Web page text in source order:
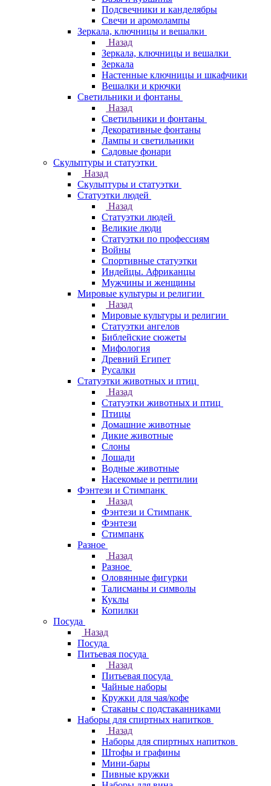
Подсвечники и канделябры
Свечи и аромолампы
Зеркала, ключницы и вешалки
Назад
Зеркала, ключницы и вешалки
Зеркала
Настенные ключницы и шкафчики
Вешалки и крючки
Светильники и фонтаны
Назад
Светильники и фонтаны
Декоративные фонтаны
Лампы и светильники
Садовые фонари
Скульптуры и статуэтки
Назад
Скульптуры и статуэтки
Статуэтки людей
Назад
Статуэтки людей
Великие люди
Статуэтки по профессиям
Войны
Спортивные статуэтки
Индейцы. Африканцы
Мужчины и женщины
Мировые культуры и религии
Назад
Мировые культуры и религии
Статуэтки ангелов
Библейские сюжеты
Мифология
Древний Египет
Русалки
Статуэтки животных и птиц
Назад
Статуэтки животных и птиц
Птицы
Домашние животные
Дикие животные
Слоны
Лошади
Водные животные
Насекомые и рептилии
Фэнтези и Стимпанк
Назад
Фэнтези и Стимпанк
Фэнтези
Стимпанк
Разное
Назад
Разное
Оловянные фигурки
Талисманы и символы
Куклы
Копилки
Посуда
Назад
Посуда
Питьевая посуда
Назад
Питьевая посуда
Чайные наборы
Кружки для чая/кофе
Стаканы с подстаканниками
Наборы для спиртных напитков
Назад
Наборы для спиртных напитков
Штофы и графины
Мини-бары
Пивные кружки